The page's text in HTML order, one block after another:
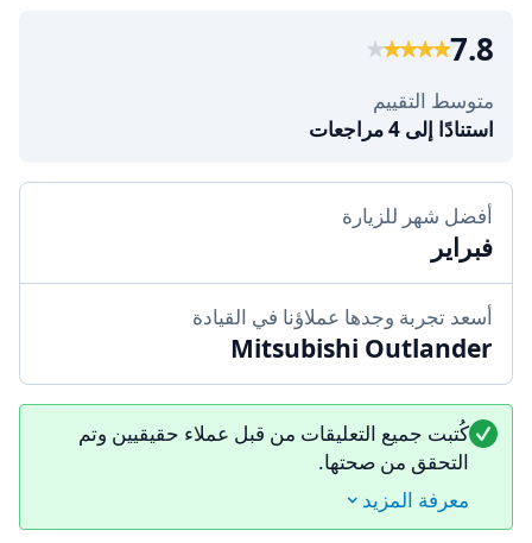
7.8
متوسط التقييم
استنادًا إلى 4 مراجعات
أفضل شهر للزيارة
فبراير
أسعد تجربة وجدها عملاؤنا في القيادة
Mitsubishi Outlander
كُتبت جميع التعليقات من قبل عملاء حقيقيين وتم
التحقق من صحتها.
معرفة المزيد